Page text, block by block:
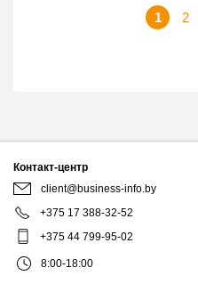
1 2
Контакт-центр
client@business-info.by
+375 17 388-32-52
+375 44 799-95-02
8:00-18:00